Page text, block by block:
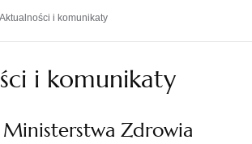
Aktualności i komunikaty
i komunikaty
Ministerstwa Zdrowia